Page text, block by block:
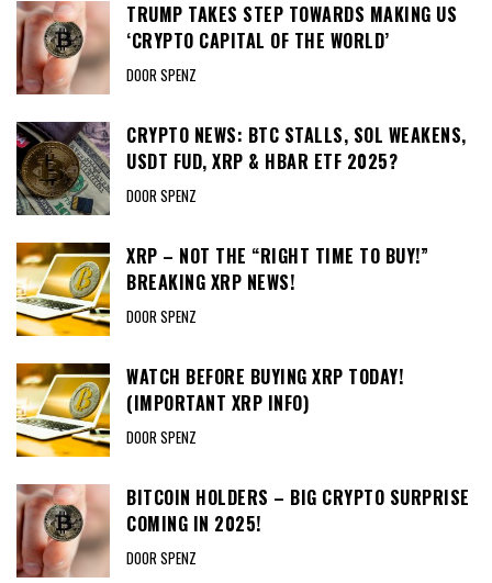
TRUMP TAKES STEP TOWARDS MAKING US
‘CRYPTO CAPITAL OF THE WORLD’
DOOR SPENZ
CRYPTO NEWS: BTC STALLS, SOL WEAKENS,
USDT FUD, XRP & HBAR ETF 2025?
DOOR SPENZ
XRP – NOT THE “RIGHT TIME TO BUY!”
BREAKING XRP NEWS!
DOOR SPENZ
WATCH BEFORE BUYING XRP TODAY!
(IMPORTANT XRP INFO)
DOOR SPENZ
BITCOIN HOLDERS – BIG CRYPTO SURPRISE
COMING IN 2025!
DOOR SPENZ